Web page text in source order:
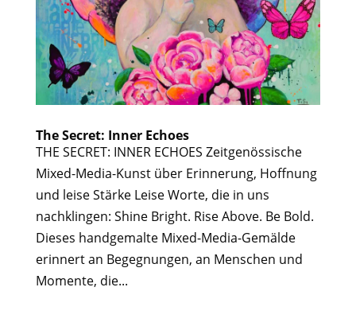
The Secret: Inner Echoes
THE SECRET: INNER ECHOES Zeitgenössische
Mixed-Media-Kunst über Erinnerung, Hoffnung
und leise Stärke Leise Worte, die in uns
nachklingen: Shine Bright. Rise Above. Be Bold.
Dieses handgemalte Mixed-Media-Gemälde
erinnert an Begegnungen, an Menschen und
Momente, die...